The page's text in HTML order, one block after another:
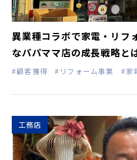
異業種コラボで家電・リフ
なパパママ店の成長戦略と
#顧客獲得 #リフォーム事業 #家
工務店